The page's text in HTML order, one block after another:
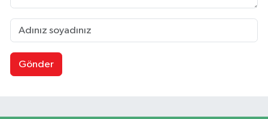
Gönder